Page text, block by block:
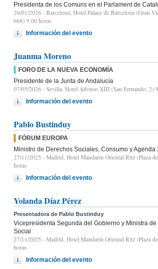
Presidenta de los Comuns en el Parlament de
26/01/2026 - Barcelona, Hotel Palace de Barcelona (Gran
668) 9.00 horas
Información del evento
Juanma Moreno
FORO DE LA NUEVA ECONOMÍA
Presidente de la Junta de Andalucía
07/05/2026 - Sevilla, Hotel Alfonso XIII (San Fernando, 2)
Información del evento
Pablo Bustinduy
FÓRUM EUROPA
Ministro de Derechos Sociales, Consumo y Agenda
27/11/2025 - Madrid, Hotel Mandarin Oriental Ritz (Plaza
horas
Información del evento
Yolanda Díaz Pérez
Presentadora de Pablo Bustinduy
Vicepresidenta Segunda del Gobierno y Ministra
Social
27/11/2025 - Madrid, Hotel Mandarin Oriental Ritz (Plaza
horas
Información del evento